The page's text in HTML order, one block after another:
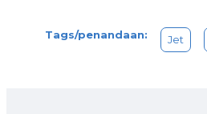
Tags/penandaan: Jet